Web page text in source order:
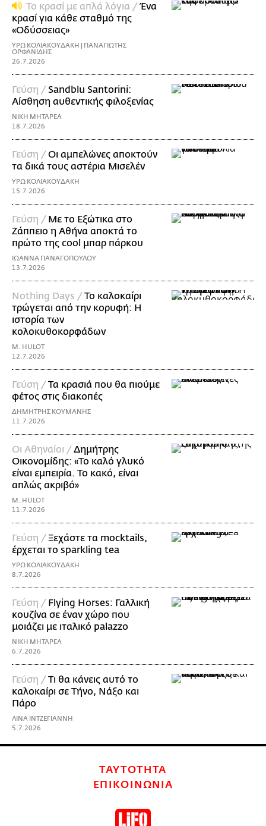
Το κρασί με απλά λόγια /Ένα
κρασί για κάθε σταθμό της
«Οδύσσειας»
ΥΡΩ ΚΟΛΙΑΚΟΥΔΑΚΗ | ΠΑΝΑΓΙΩΤΗΣ
ΟΡΦΑΝΙΔΗΣ
26.7.2026
Γεύση / Sandblu Santorini:
Αίσθηση αυθεντικής φιλοξενίας
ΝΙΚΗ ΜΗΤΑΡΕΑ
18.7.2026
Γεύση /Οι αμπελώνες αποκτούν
τα δικά τους αστέρια Μισελέν
ΥΡΩ ΚΟΛΙΑΚΟΥΔΑΚΗ
15.7.2026
Γεύση / Με το Εξώτικα στο
Ζάππειο η Αθήνα αποκτά το
πρώτο της cool μπαρ πάρκου
ΙΩΑΝΝΑ ΠΑΝΑΓΟΠΟΥΛΟΥ
13.7.2026
Nothing Days /Το καλοκαίρι
τρώγεται από την κορυφή: H
ιστορία των
κολοκυθοκορφάδων
M. HULOT
12.7.2026
Γεύση /Τα κρασιά που θα πιούμε
φέτος στις διακοπές
ΔΗΜΗΤΡΗΣ ΚΟΥΜΑΝΗΣ
11.7.2026
Οι Αθηναίοι /Δημήτρης
Οικονομίδης: «Το καλό γλυκό
είναι εμπειρία. Το κακό, είναι
απλώς ακριβό»
M. HULOT
11.7.2026
Γεύση /Ξεχάστε τα mocktails,
έρχεται το sparkling tea
ΥΡΩ ΚΟΛΙΑΚΟΥΔΑΚΗ
8.7.2026
Γεύση / Flying Horses: Γαλλική
κουζίνα σε έναν χώρο που
μοιάζει με ιταλικό palazzo
ΝΙΚΗ ΜΗΤΑΡΕΑ
6.7.2026
Γεύση /Τι θα κάνεις αυτό το
καλοκαίρι σε Τήνο, Νάξο και
Πάρο
ΛΙΝΑ ΙΝΤΖΕΓΙΑΝΝΗ
5.7.2026
ΤΑΥΤΟΤΗΤΑ
ΕΠΙΚΟΙΝΩΝΙΑ